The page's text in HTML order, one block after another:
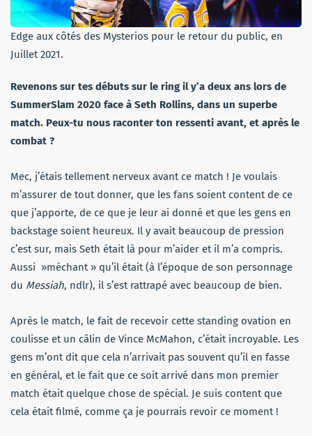
Edge aux côtés des Mysterios pour le retour du public, en
Juillet 2021.
Revenons sur tes débuts sur le ring il y’a deux ans lors de
SummerSlam 2020 face à Seth Rollins, dans un superbe
match. Peux-tu nous raconter ton ressenti avant, et après le
combat ?
Mec, j’étais tellement nerveux avant ce match ! Je voulais
m’assurer de tout donner, que les fans soient content de ce
que j’apporte, de ce que je leur ai donné et que les gens en
backstage soient heureux. Il y avait beaucoup de pression
c’est sur, mais Seth était là pour m’aider et il m’a compris.
Aussi »méchant » qu’il était (à l’époque de son personnage
du Messiah, ndlr), il s’est rattrapé avec beaucoup de bien.
Après le match, le fait de recevoir cette standing ovation en
coulisse et un câlin de Vince McMahon, c’était incroyable. Les
gens m’ont dit que cela n’arrivait pas souvent qu’il en fasse
en général, et le fait que ce soit arrivé dans mon premier
match était quelque chose de spécial. Je suis content que
cela était filmé, comme ça je pourrais revoir ce moment !